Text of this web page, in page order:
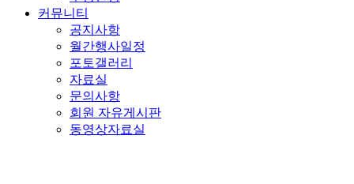
커뮤니티
공지사항
월간행사일정
포토갤러리
자료실
문의사항
회원 자유게시판
동영상자료실